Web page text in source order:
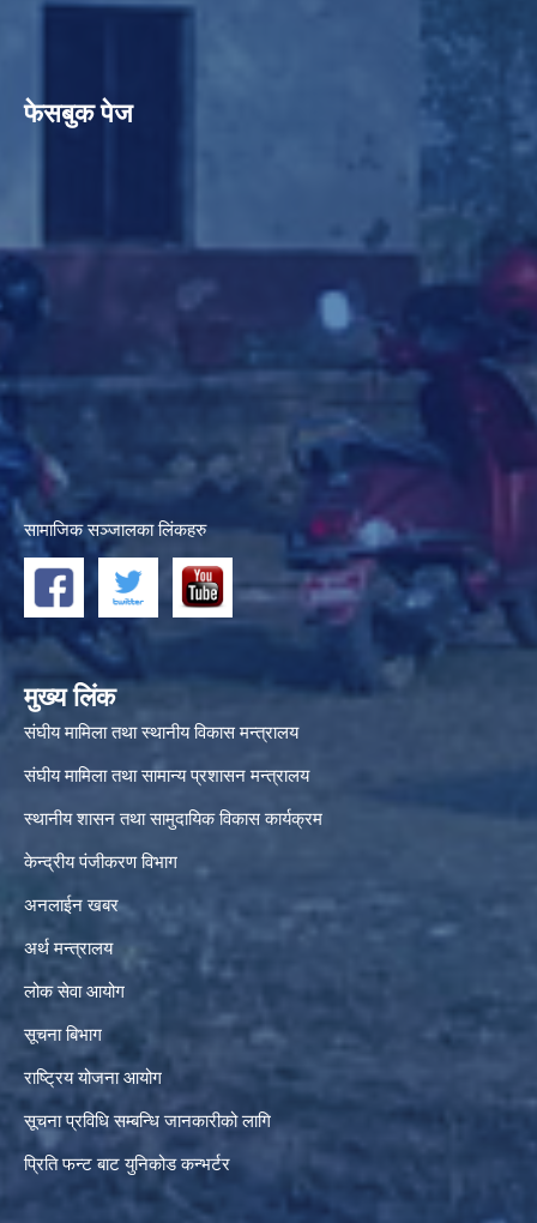
फेसबुक पेज
सामाजिक सञ्जालका लिंकहरु
मुख्य लिंक
संघीय मामिला तथा स्थानीय विकास मन्त्रालय
संघीय मामिला तथा सामान्य प्रशासन मन्त्रालय
स्थानीय शासन तथा सामुदायिक विकास कार्यक्रम
केन्द्रीय पंजीकरण विभाग
अनलाईन खबर
अर्थ मन्त्रालय
लोक सेवा आयोग
सूचना बिभाग
राष्ट्रिय योजना आयोग
सूचना प्रविधि सम्बन्धि जानकारीको लागि
प्रिति फन्ट बाट युनिकोड कन्भर्टर